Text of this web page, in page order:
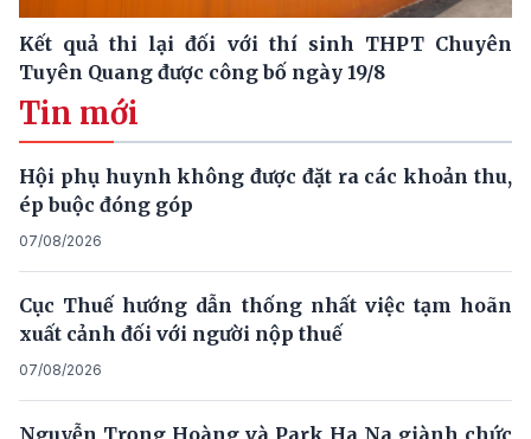
Kết quả thi lại đối với thí sinh THPT Chuyên
Tuyên Quang được công bố ngày 19/8
Tin mới
Hội phụ huynh không được đặt ra các khoản thu,
ép buộc đóng góp
07/08/2026
Cục Thuế hướng dẫn thống nhất việc tạm hoãn
xuất cảnh đối với người nộp thuế
07/08/2026